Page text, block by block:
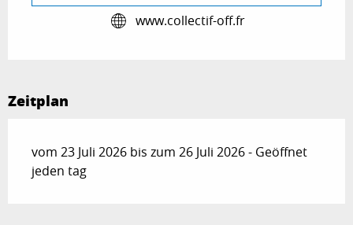
www.collectif-off.fr
Zeitplan
vom 23 Juli 2026 bis zum 26 Juli 2026 - Geöffnet
jeden tag